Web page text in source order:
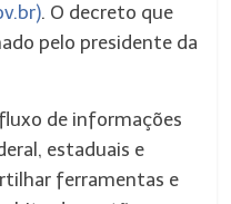
. O decreto que
pelo presidente da
de informações
estaduais e
ferramentas e